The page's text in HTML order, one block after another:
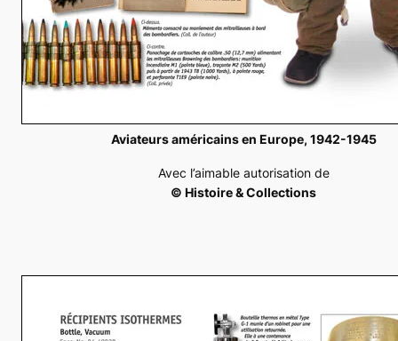
Aviateurs américains en Europe, 1942-1945
Avec l’aimable autorisation de
© Histoire & Collections